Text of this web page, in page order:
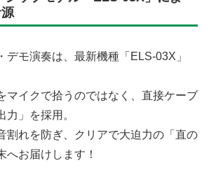
デモ演奏は、最新機種「ELS-03X」
マイクで拾うのではなく、直接ケーブ
力」を採用。
割れを防ぎ、クリアで大迫力の「直の
へお届けします！